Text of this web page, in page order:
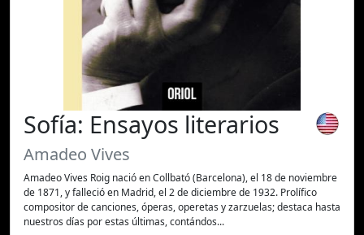
Sofía: Ensayos literarios
Amadeo Vives
Amadeo Vives Roig nació en Collbató (Barcelona), el 18 de noviembre
de 1871, y falleció en Madrid, el 2 de diciembre de 1932. Prolífico
compositor de canciones, óperas, operetas y zarzuelas; destaca hasta
nuestros días por estas últimas, contándos...